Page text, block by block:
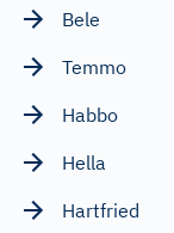
Bele
Temmo
Habbo
Hella
Hartfried